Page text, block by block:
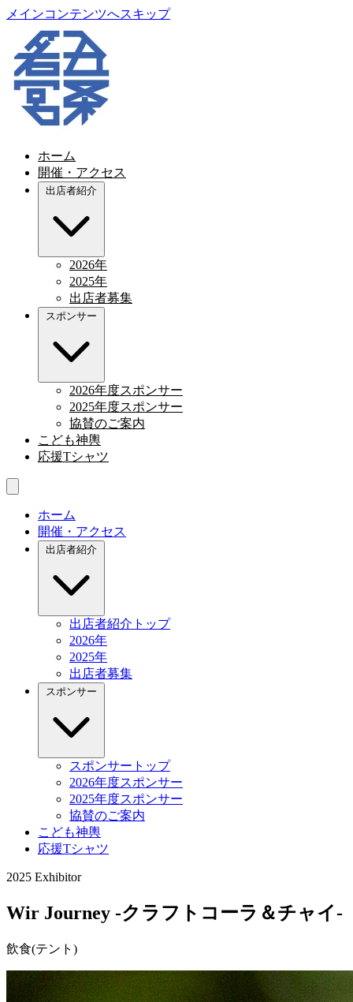
メインコンテンツへスキップ
ホーム
開催・アクセス
2026年
2025年
出店者募集
2026年度スポンサー
2025年度スポンサー
協賛のご案内
こども神輿
応援Tシャツ
ホーム
開催・アクセス
出店者紹介トップ
2026年
2025年
出店者募集
スポンサートップ
2026年度スポンサー
2025年度スポンサー
協賛のご案内
こども神輿
応援Tシャツ
2025 Exhibitor
Wir Journey -クラフトコーラ＆チャイ-
飲食(テント)